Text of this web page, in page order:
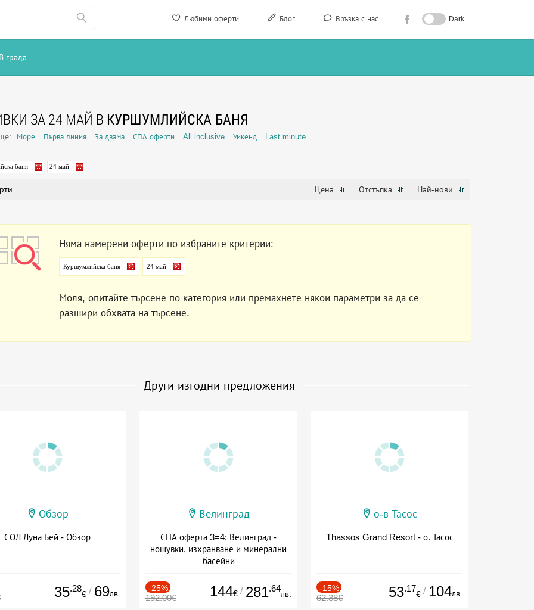
Любими оферти Блог Връзка с нас Dark
В града
ЗА 24 МАЙ В КУРШУМЛИЙСКА БАНЯ
Море Първа линия За двама СПА оферти All inclusive Уикенд Last minute
баня 24 май
Цена Отстъпка Най-нови
Няма намерени оферти по избраните критерии:
Куршумлийска баня 24 май
Моля, опитайте търсене по категория или премахнете някои параметри за да се
разшири обхвата на търсене.
Други изгодни предложения
Обзор
СОЛ Луна Бей - Обзор
35.28
€ / 69лв.
Велинград
СПА оферта 3=4: Велинград -
нощувки, изхранване и минерални
басейни
-25%
192.00€ 144€ / 281.64
лв.
о-в Тасос
Thassos Grand Resort - о. Тасос
-15%
62.38€ 53.17
€ / 104лв.